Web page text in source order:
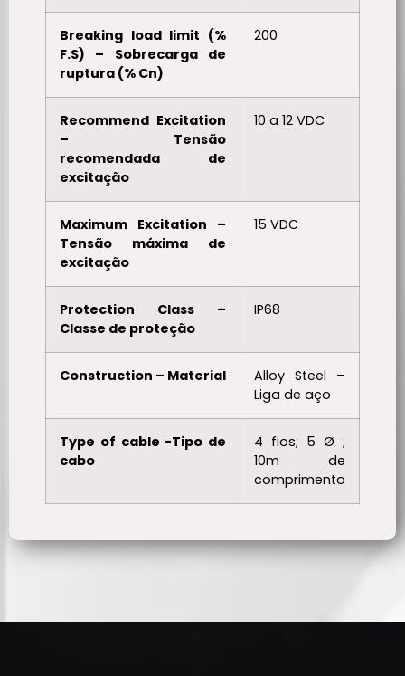
Breaking load limit (%
F.S) – Sobrecarga de
ruptura (% Cn)
200
Recommend Excitation
– Tensão
recomendada de
excitação
10 a 12 VDC
Maximum Excitation –
Tensão máxima de
excitação
15 VDC
Protection Class –
Classe de proteção
IP68
Construction – Material
Alloy Steel –
Liga de aço
Type of cable -Tipo de
cabo
4 fios; 5 Ø ;
10m de
comprimento